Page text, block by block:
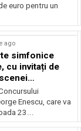
euro pentru un
ago
simfonice
cu invitați de
și ansambluri
de
2026
Enescu, care va
23...